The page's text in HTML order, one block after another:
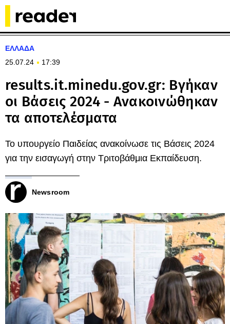
ΕΛΛΑΔΑ
25.07.24
17:39
results.it.minedu.gov.gr: Βγήκαν
οι Βάσεις 2024 - Ανακοινώθηκαν
τα αποτελέσματα
Το υπουργείο Παιδείας ανακοίνωσε τις Βάσεις 2024
για την εισαγωγή στην Τριτοβάθμια Εκπαίδευση.
Newsroom